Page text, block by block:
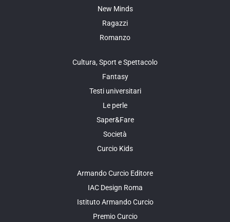
New Minds
Ragazzi
Romanzo
Cultura, Sport e Spettacolo
Fantasy
Testi universitari
Le perle
Saper&Fare
Società
Curcio Kids
Armando Curcio Editore
IAC Design Roma
Istituto Armando Curcio
Premio Curcio